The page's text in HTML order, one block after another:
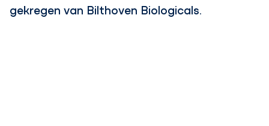
gekregen van Bilthoven Biologicals.